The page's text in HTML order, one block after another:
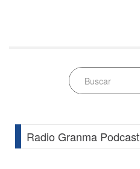
Radio Granma Podcast